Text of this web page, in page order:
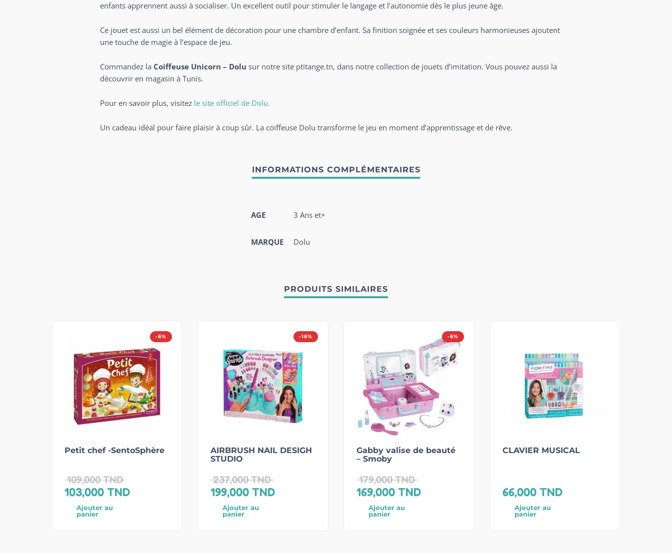
enfants apprennent aussi à socialiser. Un excellent outil pour stimuler le langage et l’autonomie dès le plus jeune âge.
Ce jouet est aussi un bel élément de décoration pour une chambre d’enfant. Sa finition soignée et ses couleurs harmonieuses ajoutent
une touche de magie à l’espace de jeu.
Commandez la Coiffeuse Unicorn – Dolu sur notre site ptitange.tn, dans notre collection de jouets d’imitation. Vous pouvez aussi la
découvrir en magasin à Tunis.
Pour en savoir plus, visitez le site officiel de Dolu.
Un cadeau idéal pour faire plaisir à coup sûr. La coiffeuse Dolu transforme le jeu en moment d’apprentissage et de rêve.
AGE 3 Ans et+
MARQUE Dolu
PRODUITS SIMILAIRES
-6%
Petit chef -SentoSphère
109,000TND
103,000 TND
Ajouter au
panier
-16%
AIRBRUSH NAIL DESIGH
STUDIO
237,000TND
199,000 TND
Ajouter au
panier
-6%
Gabby valise de beauté
– Smoby
179,000TND
169,000 TND
Ajouter au
panier
CLAVIER MUSICAL
66,000 TND
Ajouter au
panier